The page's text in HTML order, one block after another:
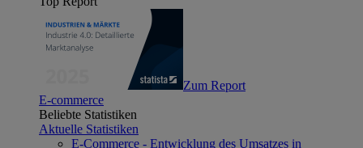
Zum Report
E-commerce
Beliebte Statistiken
Aktuelle Statistiken
E-Commerce - Entwicklung des Umsatzes in